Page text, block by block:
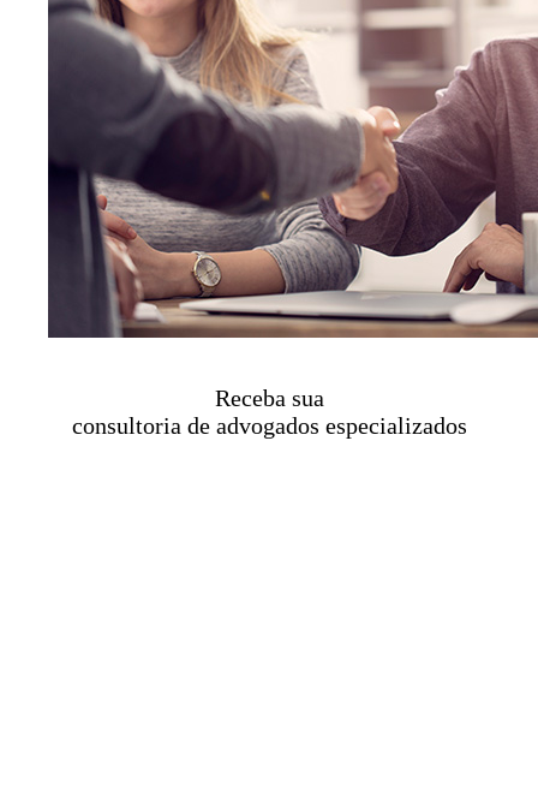
Receba sua
consultoria de advogados especializados